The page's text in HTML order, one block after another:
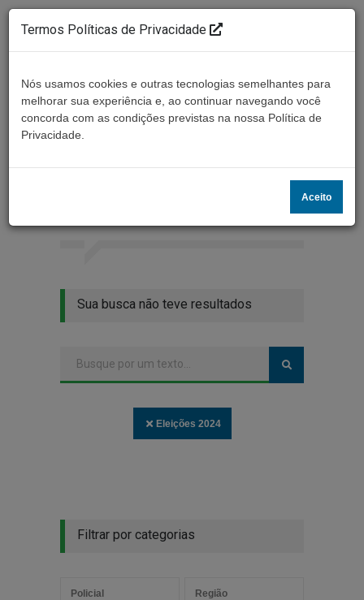
Resultados da busca
Buscar
Sua busca não teve resultados
Eleições 2024
Filtrar por categorias
Policial Região
Termos Políticas de Privacidade
Nós usamos cookies e outras tecnologias semelhantes para
melhorar sua experiência e, ao continuar navegando você
concorda com as condições previstas na nossa Política de
Privacidade.
Aceito